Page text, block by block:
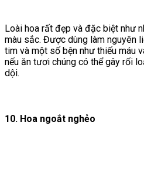
Loài hoa rất đẹp và đặc biệt như
màu sắc. Được dùng làm nguyên
tim và một số bện như thiếu máu
nếu ăn tươi chúng có thể gây rối
dội.
10. Hoa ngoắt nghẻo